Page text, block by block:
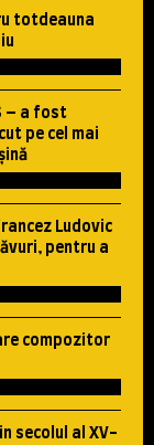
totdeauna
– a fost
pe cel mai
Ludovic
pentru a
compozitor
secolul al XV-